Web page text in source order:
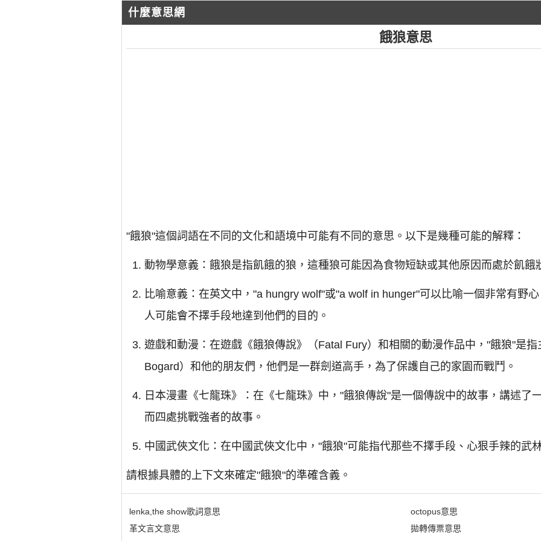
什麼意思網
餓狼意思
"餓狼"這個詞語在不同的文化和語境中可能有不同的意思。以下是幾種可能的解釋：
動物學意義：餓狼是指飢餓的狼，這種狼可能因為食物短缺或其他原因而處於飢餓
比喻意義：在英文中，"a hungry wolf"或"a wolf in hunger"可以比喻一個非常有野
人可能會不擇手段地達到他們的目的。
遊戲和動漫：在遊戲《餓狼傳說》（Fatal Fury）和相關的動漫作品中，"餓狼"是指
Bogard）和他的朋友們，他們是一群劍道高手，為了保護自己的家園而戰鬥。
日本漫畫《七龍珠》：在《七龍珠》中，"餓狼傳說"是一個傳說中的故事，講述了
而四處挑戰強者的故事。
中國武俠文化：在中國武俠文化中，"餓狼"可能指代那些不擇手段、心狠手辣的武
請根據具體的上下文來確定"餓狼"的準確含義。
lenka,the show歌詞意思
革文言文意思
octopus意思
拋轉傳票意思